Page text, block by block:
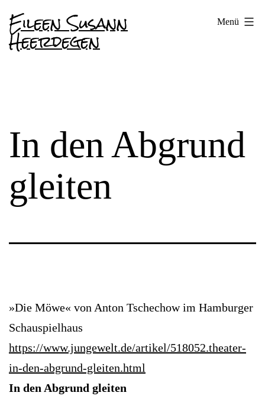
Inhalt
springen
Eileen Susann
Heerdegen
Menü
In den Abgrund
gleiten
»Die Möwe« von Anton Tschechow im Hamburger
Schauspielhaus
https://www.jungewelt.de/artikel/518052.theater-
in-den-abgrund-gleiten.html
In den Abgrund gleiten